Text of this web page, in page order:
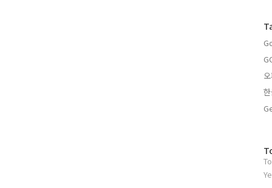
과
기
글
방
문
자